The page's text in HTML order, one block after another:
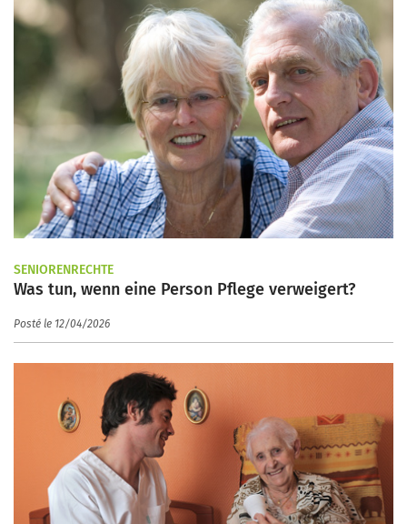
SENIORENRECHTE
Was tun, wenn eine Person Pflege verweigert?
Posté le 12/04/2026